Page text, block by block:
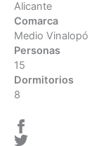
Alicante
Comarca
Medio Vinalopó
Personas
15
Dormitorios
8